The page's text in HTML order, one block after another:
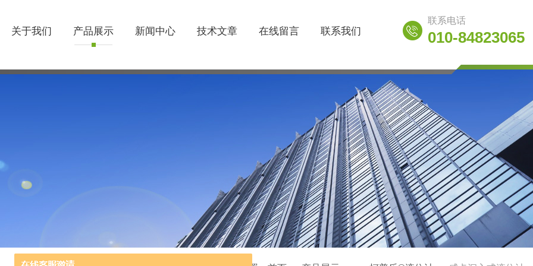
关于我们 产品展示 新闻中心 技术文章 在线留言 联系我们
联系电话
010-84823065